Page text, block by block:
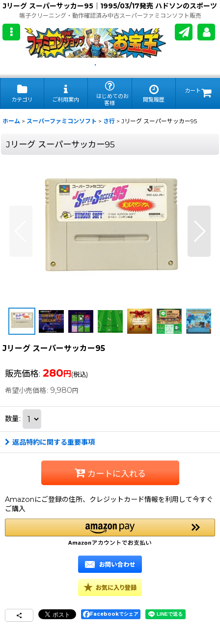
Jリーグ スーパーサッカー95｜1995/03/17発売 ハドソンのスポーツ
端子クリーニング・動作確認済み中古スーパーファミコンソフト販売
.
カテゴリ ご利用案内
はじめてのお
客様
閲覧履歴
カート
ホーム > スーパーファミコンソフト > さ行 > Jリーグ スーパーサッカー95
Jリーグ スーパーサッカー95
Jリーグ スーパーサッカー95
販売価格: 280 円 (税込)
希望小売価格: 9,980 円
数量:
返品特約に関する重要事項
カートに入れる
Amazonにご登録の住所、クレジットカード情報を利用して今すぐ
ご購入
Facebookでシェア